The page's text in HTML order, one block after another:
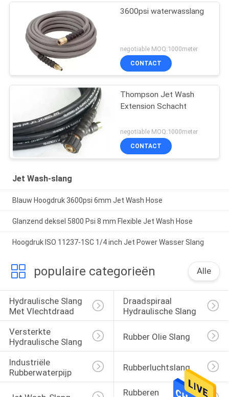
3600psi waterwasslang
negotiable MOQ:1000meter
CONTACT
Thompson Jet Wash
Extension Schacht
negotiable MOQ:1000meter
CONTACT
Jet Wash-slang
Blauw Hoogdruk 3600psi 6mm Jet Wash Hose
Glanzend deksel 5800 Psi 8 mm Flexible Jet Wash Hose
Hoogdruk ISO 11237-1SC 1/4 inch Jet Power Wasser Slang
populaire categorieën Alle
Hydraulische Slang
Met Vlechtdraad
Draadspiraal
Hydraulische Slang
Versterkte
Hydraulische Slang
Rubber Olie Slang
Industriële
Rubberwaterpijp
Rubberluchtslang
Rubberen